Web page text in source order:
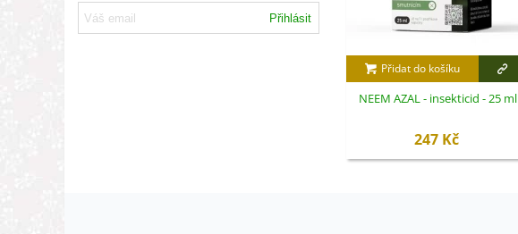
Přihlásit
Přidat do košíku
NEEM AZAL - insekticid - 25 ml
247 Kč